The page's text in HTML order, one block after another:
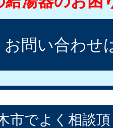
お問い合わせ
市でよく相談